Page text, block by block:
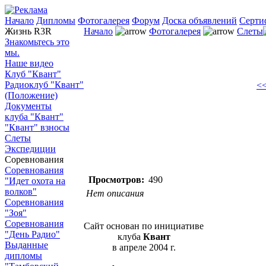
Начало Дипломы Фотогалерея Форум Доска объявлений
Жизнь R3R
Знакомьтесь это
мы.
Наше видео
Клуб "Квант"
Радиоклуб "Квант"
(Положение)
Документы
клуба "Квант"
"Квант" взносы
Слеты
Экспедиции
Соревнования
Соревнования
"Идет охота на
волков"
Соревнования
"Зоя"
Соревнования
"День Радио"
Выданные
дипломы
Начало Фотогалерея Слеты
Просмотров: 490
Нет описания
Сайт основан по инициативе
клуба Квант
в апреле 2004 г.